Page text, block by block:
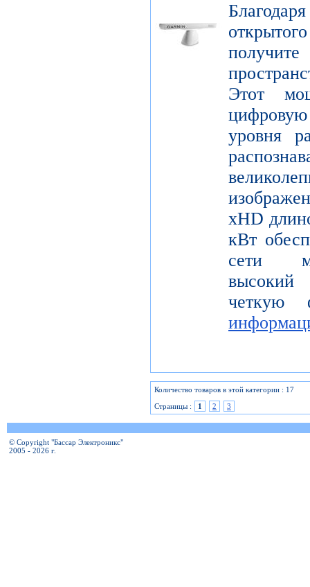
Этот
уровня
xHD
кВт
сети
высокий
четкую
Количество товаров в этой категории : 17
Страницы :
1 2 3
© Copyright "Бассар Электроникс"
2005 - 2026 г.